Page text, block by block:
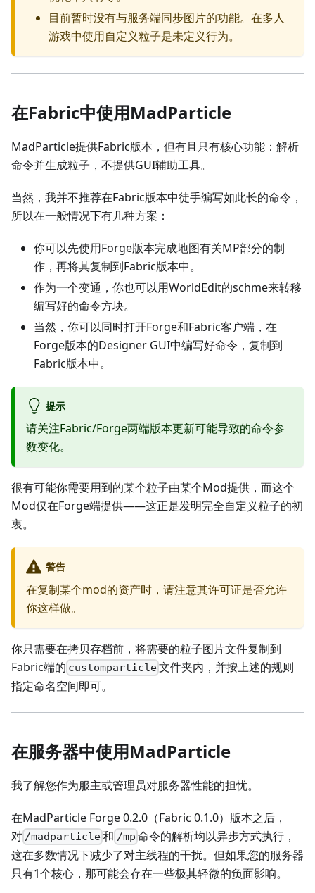
目前暂时没有与服务端同步图片的功能。在多人
游戏中使用自定义粒子是未定义行为。
在Fabric中使用MadParticle
MadParticle提供Fabric版本，但有且只有核心功能：解析
命令并生成粒子，不提供GUI辅助工具。
当然，我并不推荐在Fabric版本中徒手编写如此长的命令，
所以在一般情况下有几种方案：
你可以先使用Forge版本完成地图有关MP部分的制
作，再将其复制到Fabric版本中。
作为一个变通，你也可以用WorldEdit的schme来转移
编写好的命令方块。
当然，你可以同时打开Forge和Fabric客户端，在
Forge版本的Designer GUI中编写好命令，复制到
Fabric版本中。
提示
请关注Fabric/Forge两端版本更新可能导致的命令参
数变化。
很有可能你需要用到的某个粒子由某个Mod提供，而这个
Mod仅在Forge端提供——这正是发明完全自定义粒子的初
衷。
警告
在复制某个mod的资产时，请注意其许可证是否允许
你这样做。
你只需要在拷贝存档前，将需要的粒子图片文件复制到
Fabric端的 customparticle文件夹内，并按上述的规则
指定命名空间即可。
在服务器中使用MadParticle
我了解您作为服主或管理员对服务器性能的担忧。
在MadParticle Forge 0.2.0（Fabric 0.1.0）版本之后，
对 /madparticle和 /mp 命令的解析均以异步方式执行，
这在多数情况下减少了对主线程的干扰。但如果您的服务器
只有1个核心，那可能会存在一些极其轻微的负面影响。